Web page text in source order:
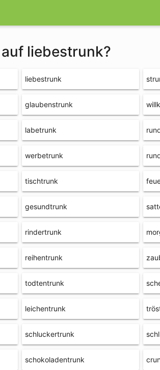
liebestrunk?
liebestrunk
glaubenstrunk
labetrunk
werbetrunk
tischtrunk
gesundtrunk
rindertrunk
reihentrunk
todtentrunk
leichentrunk
schluckertrunk
schokoladentrunk